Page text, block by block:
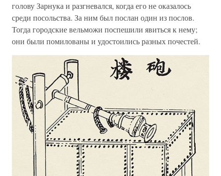
голову Зарнука и разгневался, когда его не оказалось
среди посольства. За ним был послан один из послов.
Тогда городские вельможи поспешили явиться к нему;
они были помилованы и удостоились разных почестей.